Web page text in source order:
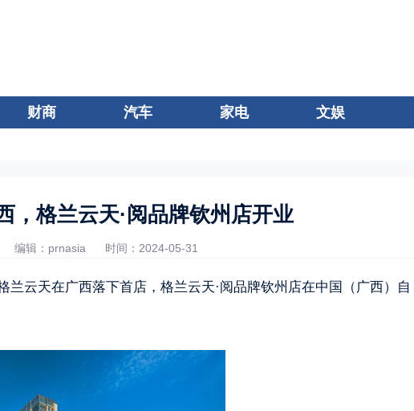
财商 汽车 家电 文娱
，格兰云天·阅品牌钦州店开业
编辑：prnasia 时间：2024-05-31
兰云天在广西落下首店，格兰云天·阅品牌钦州店在中国（广西）自